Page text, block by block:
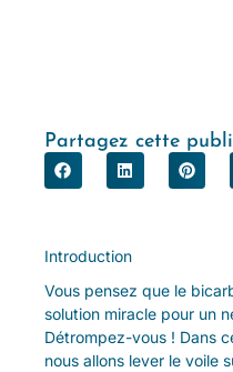
Partagez cette
Introduction
Vous pensez que le
solution miracle pour un
Détrompez-vous ! Dans
nous allons lever le voile